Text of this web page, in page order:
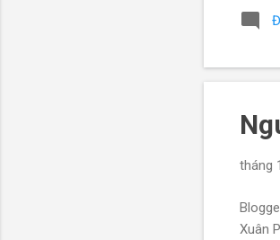
với
tháng
Xuân